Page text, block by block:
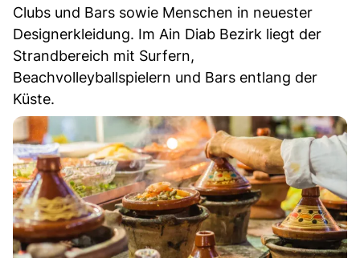
Clubs und Bars sowie Menschen in neuester
Designerkleidung. Im Ain Diab Bezirk liegt der
Strandbereich mit Surfern,
Beachvolleyballspielern und Bars entlang der
Küste.